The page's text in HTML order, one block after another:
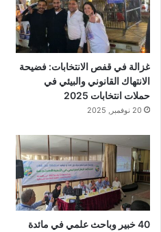
غزالة في قفص الانتخابات: فضيحة
الانتهاك القانوني والبيئي في
حملات انتخابات 2025
20 نوفمبر, 2025
40 خبير وباحث علمي في مائدة